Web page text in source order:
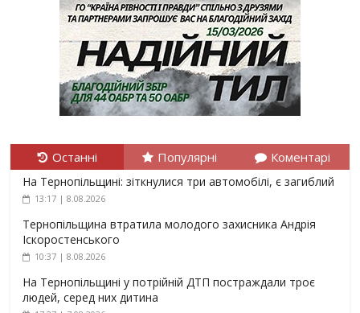
Останні Популярні Коментарі
На Тернопільщині: зіткнулися три автомобілі, є загиблий
13:17 | 8.08.2026
Тернопільщина втратила молодого захисника Андрія
Іскоростенського
10:37 | 8.08.2026
На Тернопільщині у потрійній ДТП постраждали троє
людей, серед них дитина